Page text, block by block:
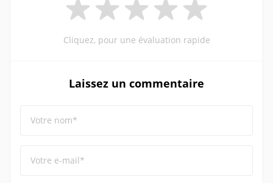
Cliquez, pour une évaluation rapide
Laissez un commentaire
Votre nom*
Votre e-mail*